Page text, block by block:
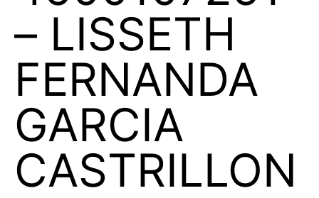
– LISSETH
FERNANDA
GARCIA
CASTRILLON